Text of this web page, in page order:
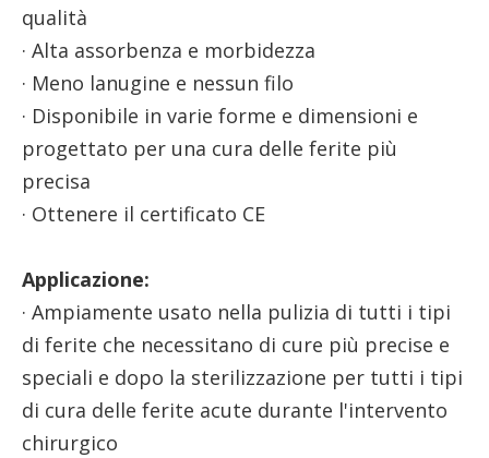
qualità
· Alta assorbenza e morbidezza
· Meno lanugine e nessun filo
· Disponibile in varie forme e dimensioni e
progettato per una cura delle ferite più
precisa
· Ottenere il certificato CE
Applicazione:
· Ampiamente usato nella pulizia di tutti i tipi
di ferite che necessitano di cure più precise e
speciali e dopo la sterilizzazione per tutti i tipi
di cura delle ferite acute durante l'intervento
chirurgico